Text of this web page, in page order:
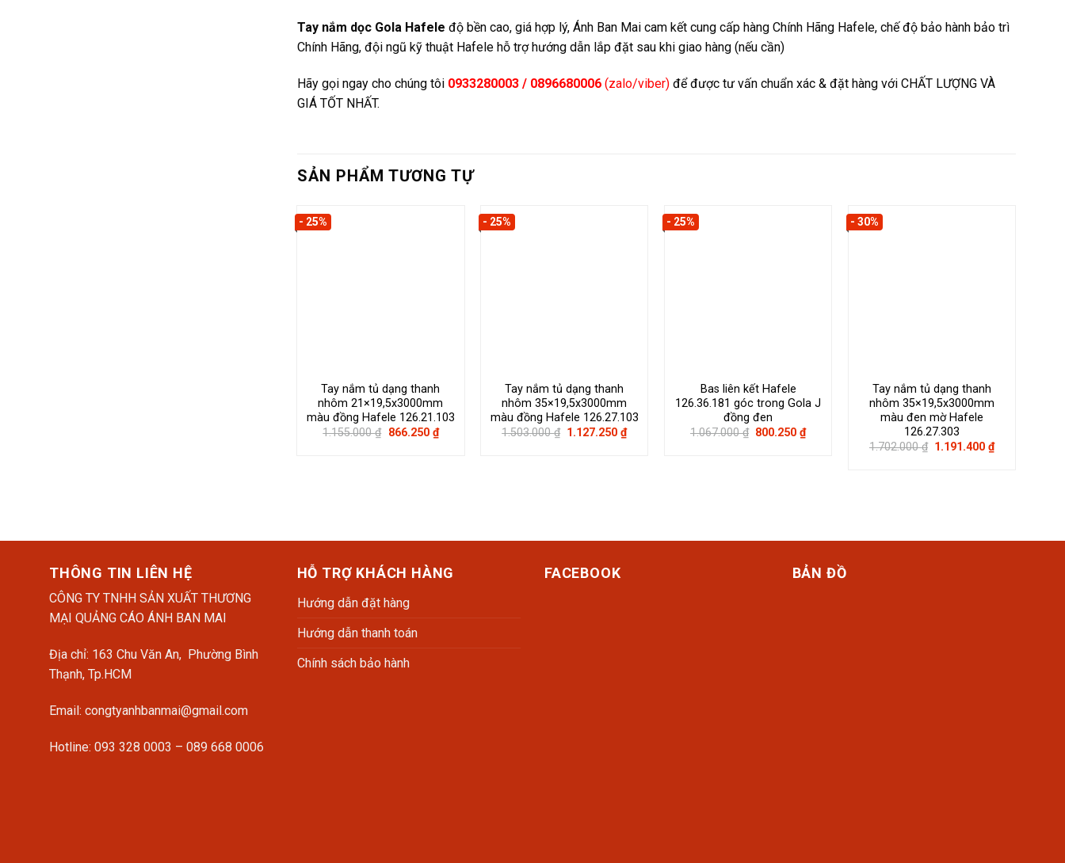
Tay nắm dọc Gola Hafele độ bền cao, giá hợp lý, Ánh Ban Mai cam kết cung cấp hàng Chính Hãng Hafele, chế độ bảo hành bảo trì
Chính Hãng, đội ngũ kỹ thuật Hafele hỗ trợ hướng dẫn lắp đặt sau khi giao hàng (nếu cần)
Hãy gọi ngay cho chúng tôi 0933280003 / 0896680006(zalo/viber)để được tư vấn chuẩn xác & đặt hàng với CHẤT LƯỢNG VÀ
GIÁ TỐT NHẤT.
SẢN PHẨM TƯƠNG TỰ
- 25%
Tay nắm tủ dạng thanh
nhôm 21×19,5x3000mm
màu đồng Hafele 126.21.103
1.155.000₫ Giá
866.250 ₫Giá
hiện
- 25%
Tay nắm tủ dạng thanh
nhôm 35×19,5x3000mm
màu đồng Hafele 126.27.103
1.503.000₫ Giá
1.127.250₫Giá
hiện
- 25%
Bas liên kết Hafele
126.36.181 góc trong Gola J
đồng đen
1.067.000₫ Giá
800.250₫Giá
hiện
- 30%
Tay nắm tủ dạng thanh
nhôm 35×19,5x3000mm
màu đen mờ Hafele
126.27.303
1.702.000₫ Giá
1.191.400₫Giá
hiện
THÔNG TIN LIÊN HỆ
CÔNG TY TNHH SẢN XUẤT THƯƠNG
MẠI QUẢNG CÁO ÁNH BAN MAI
Địa chỉ: 163 Chu Văn An, Phường Bình
Thạnh, Tp.HCM
Email: congtyanhbanmai@gmail.com
Hotline: 093 328 0003 – 089 668 0006
HỖ TRỢ KHÁCH HÀNG
Hướng dẫn đặt hàng
Hướng dẫn thanh toán
Chính sách bảo hành
FACEBOOK BẢN ĐỒ